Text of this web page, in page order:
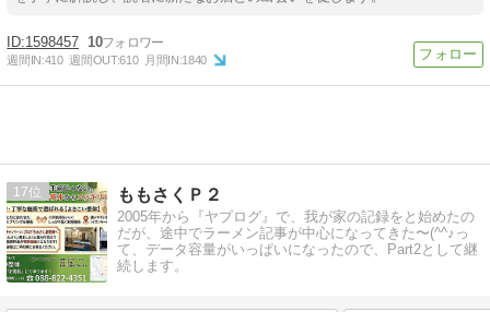
1598457 10
週間IN:410 週間OUT:610 月間IN:1840
17 ももさくＰ２
2005年から『ヤプログ』で、我が家の記録をと始めたの
だが、途中でラーメン記事が中心になってきた〜(^^♪っ
て、データ容量がいっぱいになったので、Part2として継
続します。